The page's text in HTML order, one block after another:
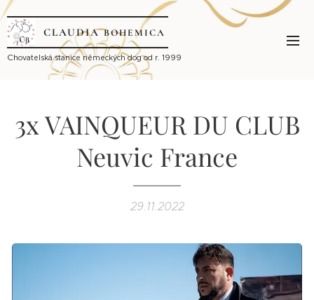
CLAUDIABOHEMICA
Chovatelská stanice německých dog od r. 1999
3x VAINQUEUR DU CLUB
Neuvic France
29.11.2022